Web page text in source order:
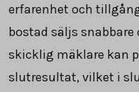
erfarenhet och
bostad säljs
skicklig mäklare kan
slutresultat, vilket i